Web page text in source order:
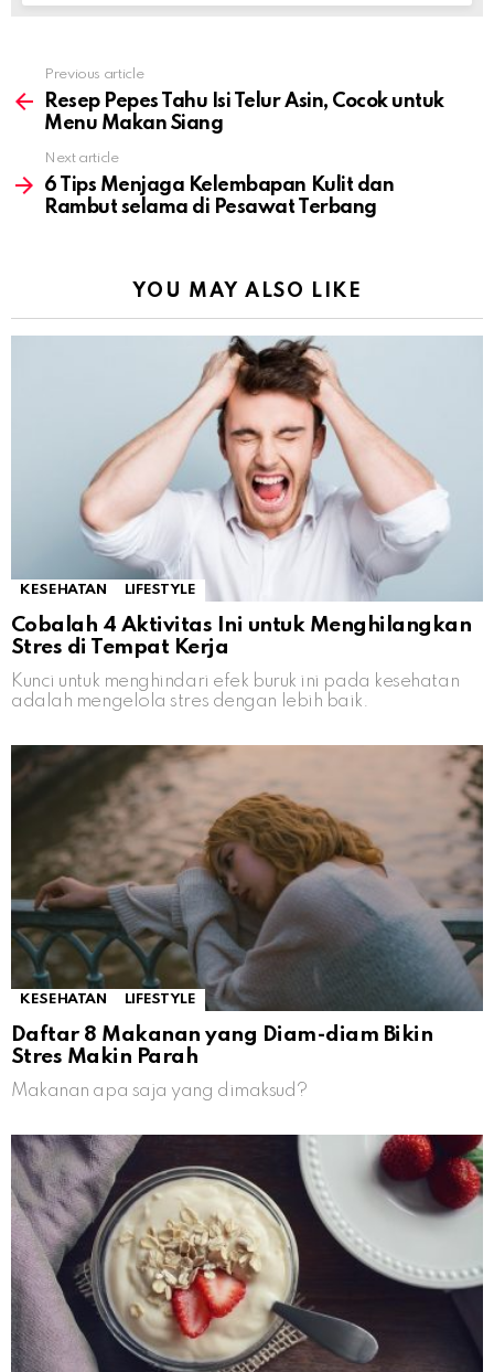
more
Previous article
Resep Pepes Tahu Isi Telur Asin, Cocok untuk
Menu Makan Siang
Next article
6 Tips Menjaga Kelembapan Kulit dan
Rambut selama di Pesawat Terbang
YOU MAY ALSO LIKE
KESEHATAN LIFESTYLE
Cobalah 4 Aktivitas Ini untuk Menghilangkan
Stres di Tempat Kerja
Kunci untuk menghindari efek buruk ini pada kesehatan
adalah mengelola stres dengan lebih baik.
KESEHATAN LIFESTYLE
Daftar 8 Makanan yang Diam-diam Bikin
Stres Makin Parah
Makanan apa saja yang dimaksud?